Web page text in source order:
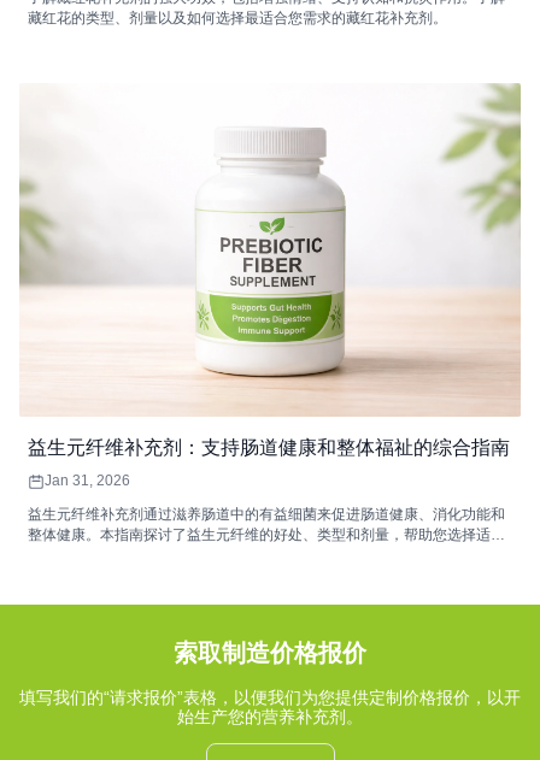
藏红花的类型、剂量以及如何选择最适合您需求的藏红花补充剂。
益生元纤维补充剂：支持肠道健康和整体福祉的综合指南
Jan 31, 2026
益生元纤维补充剂通过滋养肠道中的有益细菌来促进肠道健康、消化功能和
整体健康。本指南探讨了益生元纤维的好处、类型和剂量，帮助您选择适合
索取制造价格报价
填写我们的“请求报价”表格，以便我们为您提供定制价格报价，以开
始生产您的营养补充剂。